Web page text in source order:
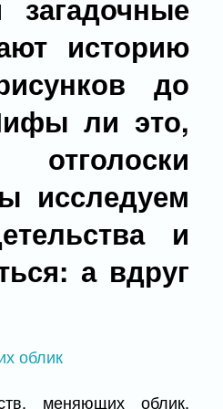
историю
до
ли это,
исследуем
и
а вдруг
меняющих облик,